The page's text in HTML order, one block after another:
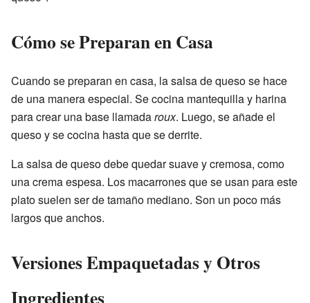
Cómo se Preparan en Casa
Cuando se preparan en casa, la salsa de queso se hace
de una manera especial. Se cocina mantequilla y harina
para crear una base llamadaroux. Luego, se añade el
queso y se cocina hasta que se derrite.
La salsa de queso debe quedar suave y cremosa, como
una crema espesa. Los macarrones que se usan para este
plato suelen ser de tamaño mediano. Son un poco más
largos que anchos.
Versiones Empaquetadas y Otros
Ingredientes